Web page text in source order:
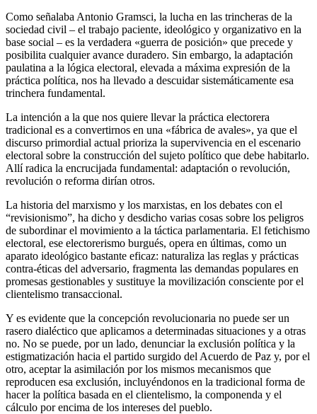
Como señalaba Antonio Gramsci, la lucha en las trincheras de la
sociedad civil – el trabajo paciente, ideológico y organizativo en la
base social – es la verdadera «guerra de posición» que precede y
posibilita cualquier avance duradero. Sin embargo, la adaptación
paulatina a la lógica electoral, elevada a máxima expresión de la
práctica política, nos ha llevado a descuidar sistemáticamente esa
trinchera fundamental.
La intención a la que nos quiere llevar la práctica electorera
tradicional es a convertirnos en una «fábrica de avales», ya que el
discurso primordial actual prioriza la supervivencia en el escenario
electoral sobre la construcción del sujeto político que debe habitarlo.
Allí radica la encrucijada fundamental: adaptación o revolución,
revolución o reforma dirían otros.
La historia del marxismo y los marxistas, en los debates con el
“revisionismo”, ha dicho y desdicho varias cosas sobre los peligros
de subordinar el movimiento a la táctica parlamentaria. El fetichismo
electoral, ese electorerismo burgués, opera en últimas, como un
aparato ideológico bastante eficaz: naturaliza las reglas y prácticas
contra-éticas del adversario, fragmenta las demandas populares en
promesas gestionables y sustituye la movilización consciente por el
clientelismo transaccional.
Y es evidente que la concepción revolucionaria no puede ser un
rasero dialéctico que aplicamos a determinadas situaciones y a otras
no. No se puede, por un lado, denunciar la exclusión política y la
estigmatización hacia el partido surgido del Acuerdo de Paz y, por el
otro, aceptar la asimilación por los mismos mecanismos que
reproducen esa exclusión, incluyéndonos en la tradicional forma de
hacer la política basada en el clientelismo, la componenda y el
cálculo por encima de los intereses del pueblo.